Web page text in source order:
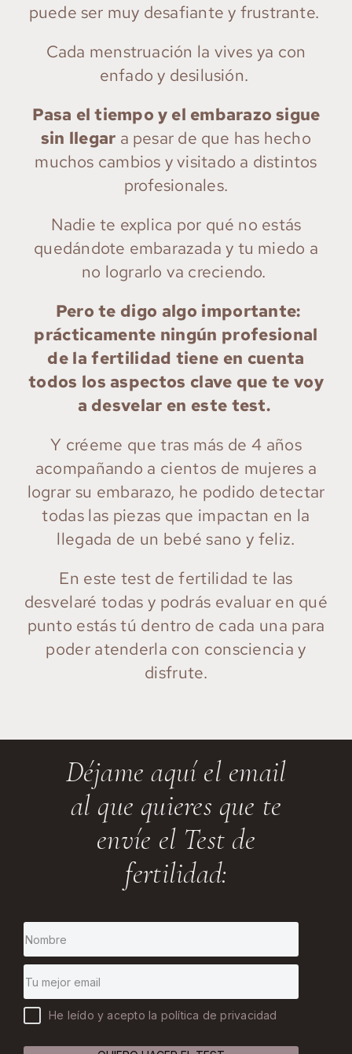
puede ser muy desafiante y frustrante.
Cada menstruación la vives ya con
enfado y desilusión.
Pasa el tiempo y el embarazo sigue
sin llegar a pesar de que has hecho
muchos cambios y visitado a distintos
profesionales.
Nadie te explica por qué no estás
quedándote embarazada y tu miedo a
no lograrlo va creciendo.
Pero te digo algo importante:
prácticamente ningún profesional
de la fertilidad tiene en cuenta
todos los aspectos clave que te voy
a desvelar en este test.
Y créeme que tras más de 4 años
acompañando a cientos de mujeres a
lograr su embarazo, he podido detectar
todas las piezas que impactan en la
llegada de un bebé sano y feliz.
En este test de fertilidad te las
desvelaré todas y podrás evaluar en qué
punto estás tú dentro de cada una para
poder atenderla con consciencia y
disfrute.
Déjame aquí el email
al que quieres que te
envíe el Test de
fertilidad:
He leído y acepto la política de privacidad